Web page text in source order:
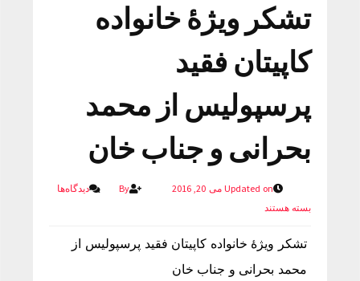
تشکر ویژۀ خانواده
کاپیتان فقید
پرسپولیس از محمد
بحرانی و جناب خان
Updated on می 20, 2016 By
دیدگاه‌ها
بسته هستند
تشکر ویژۀ خانواده کاپیتان فقید پرسپولیس از
محمد بحرانی و جناب خان